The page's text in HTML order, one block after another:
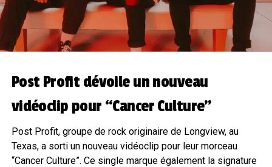
Post Profit dévoile un nouveau
vidéoclip pour “Cancer Culture”
Post Profit, groupe de rock originaire de Longview, au
Texas, a sorti un nouveau vidéoclip pour leur morceau
“Cancer Culture”. Ce single marque également la signature